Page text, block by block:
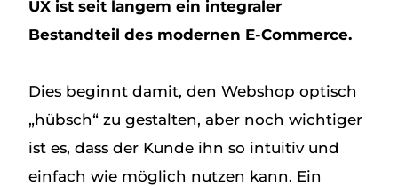
UX ist seit langem ein integraler
Bestandteil des modernen E-Commerce.
Dies beginnt damit, den Webshop optisch
„hübsch“ zu gestalten, aber noch wichtiger
ist es, dass der Kunde ihn so intuitiv und
einfach wie möglich nutzen kann. Ein